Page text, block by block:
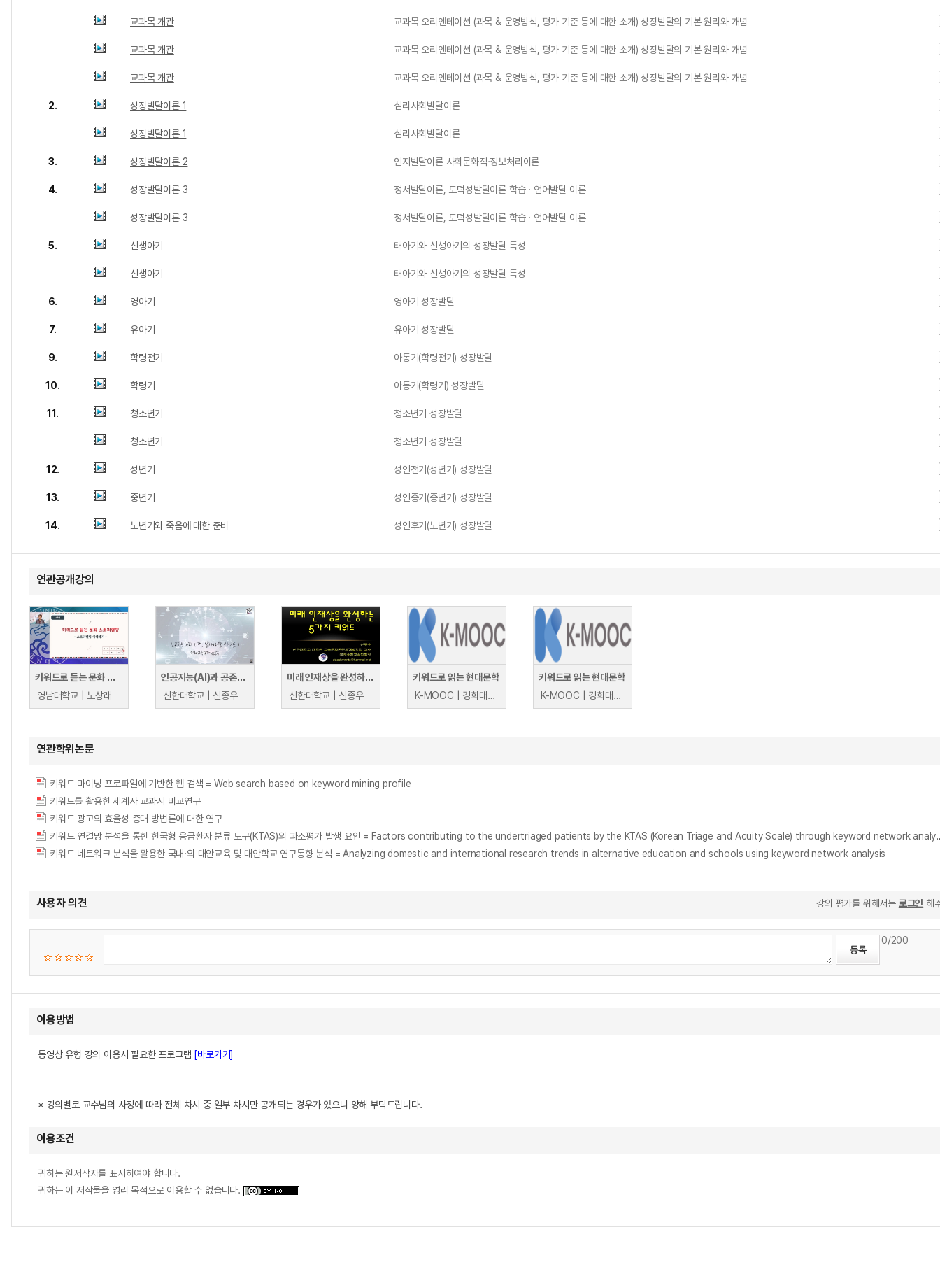
교과목 개관 교과목 오리엔테이션 (과목 & 운영방식, 평가 기준 등에 대한 소개) 성장발달의 기본 원리와 개념
교과목 개관 교과목 오리엔테이션 (과목 & 운영방식, 평가 기준 등에 대한 소개) 성장발달의 기본 원리와 개념
교과목 개관 교과목 오리엔테이션 (과목 & 운영방식, 평가 기준 등에 대한 소개) 성장발달의 기본 원리와 개념
2. 성장발달이론 1 심리사회발달이론
성장발달이론 1 심리사회발달이론
3. 성장발달이론 2 인지발달이론 사회문화적·정보처리이론
4. 성장발달이론 3 정서발달이론, 도덕성발달이론 학습 · 언어발달 이론
성장발달이론 3 정서발달이론, 도덕성발달이론 학습 · 언어발달 이론
5. 신생아기 태아기와 신생아기의 성장발달 특성
신생아기 태아기와 신생아기의 성장발달 특성
6. 영아기 영아기 성장발달
7. 유아기 유아기 성장발달
9. 학령전기 아동기(학령전기) 성장발달
10. 학령기 아동기(학령기) 성장발달
11. 청소년기 청소년기 성장발달
청소년기 청소년기 성장발달
12. 성년기 성인전기(성년기) 성장발달
13. 중년기 성인중기(중년기) 성장발달
14. 노년기와 죽음에 대한 준비 성인후기(노년기) 성장발달
연관공개강의
키워드로 듣는 문화 스토리텔링
영남대학교 | 노상래
인공지능(AI)과 공존의 시대, 알아야할 키워드
신한대학교 | 신종우
미래 인재상을 완성하는 5가지 키워드
신한대학교 | 신종우
키워드로 읽는 현대문학
K-MOOC | 경희대학교 K-컬처·스토리콘텐츠연구소 서덕순
키워드로 읽는 현대문학
K-MOOC | 경희대학교 K-컬처·스토리콘텐츠연구소 서덕순
연관학위논문
키워드 마이닝 프로파일에 기반한 웹 검색 = Web search based on keyword mining profile
키워드를 활용한 세계사 교과서 비교연구
키워드 광고의 효율성 증대 방법론에 대한 연구
키워드 연결망 분석을 통한 한국형 응급환자 분류 도구(KTAS)
키워드 네트워크 분석을 활용한 국내·외 대안교육 및 대안학교 연구동향 분석 = Analyzing domestic and international research trends in alternative education and schools using keyword network analysis
사용자 의견 강의 평가를 위해서는 로그인 해
0/200
이용방법
동영상 유형 강의 이용시 필요한 프로그램 [바로가기]
※ 강의별로 교수님의 사정에 따라 전체 차시 중 일부 차시만 공개되는 경우가 있으니 양해 부탁드립니다.
이용조건
귀하는 원저작자를 표시하여야 합니다.
귀하는 이 저작물을 영리 목적으로 이용할 수 없습니다.